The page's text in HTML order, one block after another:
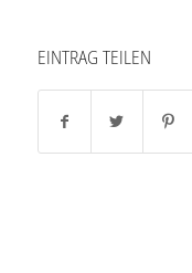
EINTRAG TEILEN